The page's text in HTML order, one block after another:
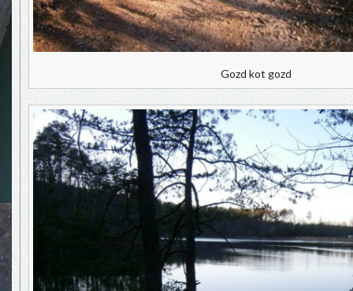
Gozd kot gozd